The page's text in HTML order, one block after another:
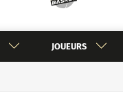
JOUEURS